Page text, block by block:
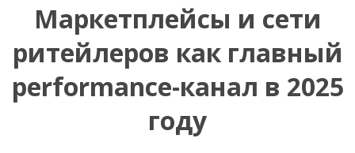
Маркетплейсы и сети
ритейлеров как главный
performance-канал в 2025
году